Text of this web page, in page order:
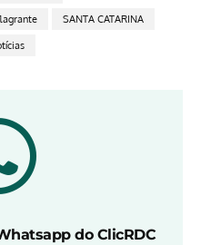
SANTA CATARINA
do ClicRDC